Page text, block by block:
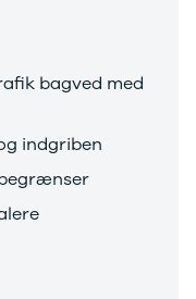
bagved med
indgriben